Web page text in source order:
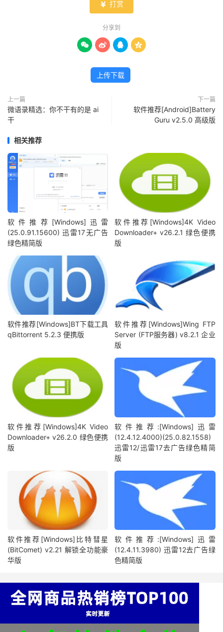
 打赏
分享到
   
上传下载
上一篇
微语录精选：你不干有的是 ai
干
下一篇
软件推荐[Android]Battery
Guru v2.5.0 高级版
相关推荐
软件推荐[Windows]迅雷
(25.0.91.15600) 迅雷17无广告
绿色精简版
软件推荐[Windows]4K Video
Downloader+ v26.2.1 绿色便携
版
软件推荐[Windows]BT下载工具
qBittorrent 5.2.3 便携版
软件推荐[Windows]Wing FTP
Server (FTP服务器) v8.2.1 企业
版
软件推荐[Windows]4K Video
Downloader+ v26.2.0 绿色便携
版
软件推荐:[Windows]迅雷
(12.4.12.4000)(25.0.82.1558)
迅雷12/迅雷17去广告绿色精简
版
软件推荐[Windows]比特彗星
(BitComet) v2.21 解锁全功能豪
华版
软件推荐:[Windows]迅雷
(12.4.11.3980) 迅雷12去广告绿
色精简版